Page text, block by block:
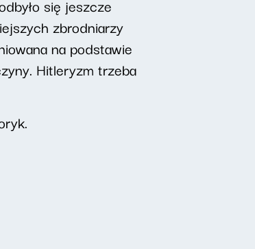
się jeszcze
zbrodniarzy
na podstawie
Hitleryzm trzeba